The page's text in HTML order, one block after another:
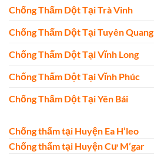
Chống Thấm Dột Tại Trà Vinh
Chống Thấm Dột Tại Tuyên Quang
Chống Thấm Dột Tại Vĩnh Long
Chống Thấm Dột Tại Vĩnh Phúc
Chống Thấm Dột Tại Yên Bái
Chống thấm tại Huyện Ea H’leo
Chống thấm tại Huyện Cư M’gar